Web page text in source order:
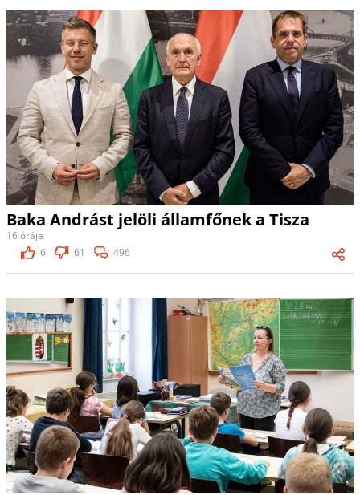
Baka Andrást jelöli államfőnek a Tisza
16 órája
6
61 496